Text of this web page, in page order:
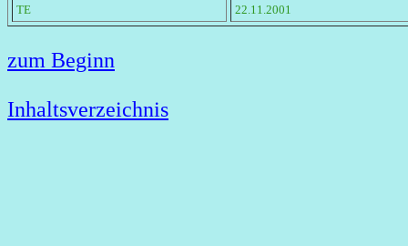
TE
22.11.2001
zum Beginn
Inhaltsverzeichnis